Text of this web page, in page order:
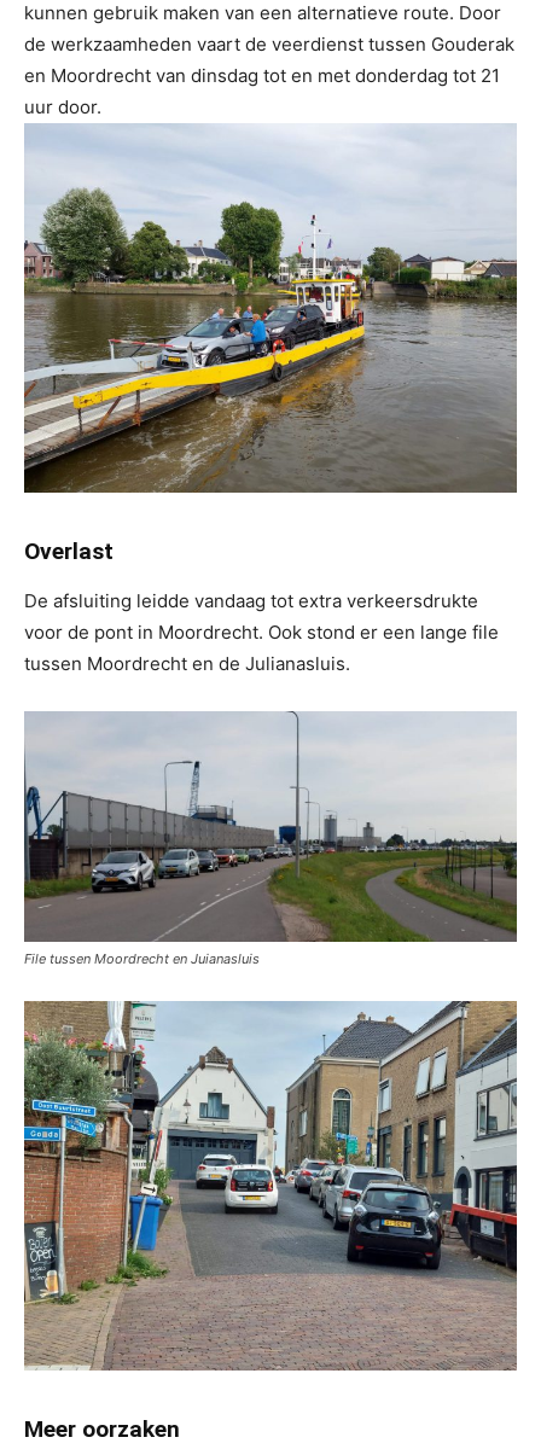
kunnen gebruik maken van een alternatieve route. Door
de werkzaamheden vaart de veerdienst tussen Gouderak
en Moordrecht van dinsdag tot en met donderdag tot 21
uur door.
Overlast
De afsluiting leidde vandaag tot extra verkeersdrukte
voor de pont in Moordrecht. Ook stond er een lange file
tussen Moordrecht en de Julianasluis.
File tussen Moordrecht en Juianasluis
Meer oorzaken